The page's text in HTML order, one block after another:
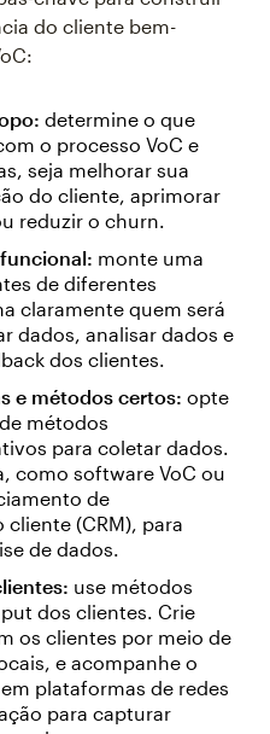
do cliente bem-
determine o que
o processo VoC e
seja melhorar sua
do cliente, aprimorar
reduzir o churn.
monte uma
de diferentes
claramente quem será
dados, analisar dados e
dos clientes.
e métodos certos: opte
métodos
para coletar dados.
como software VoC ou
de
(CRM), para
de dados.
use métodos
dos clientes. Crie
os clientes por meio de
e acompanhe o
plataformas de redes
para capturar